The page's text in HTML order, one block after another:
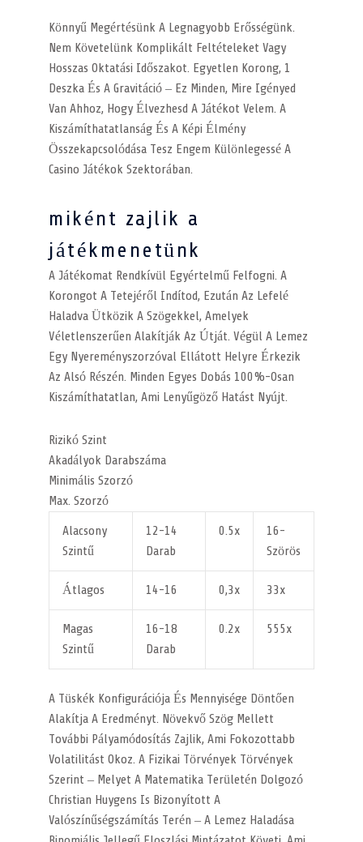
Könnyű Megértésünk A Legnagyobb Erősségünk.
Nem Követelünk Komplikált Feltételeket Vagy
Hosszas Oktatási Időszakot. Egyetlen Korong, 1
Deszka És A Gravitáció – Ez Minden, Mire Igényed
Van Ahhoz, Hogy Élvezhesd A Játékot Velem. A
Kiszámíthatatlanság És A Képi Élmény
Összekapcsolódása Tesz Engem Különlegessé A
Casino Játékok Szektorában.
miként zajlik a
játékmenetünk
A Játékomat Rendkívül Egyértelmű Felfogni. A
Korongot A Tetejéről Indítod, Ezután Az Lefelé
Haladva Ütközik A Szögekkel, Amelyek
Véletlenszerűen Alakítják Az Útját. Végül A Lemez
Egy Nyereményszorzóval Ellátott Helyre Érkezik
Az Alsó Részén. Minden Egyes Dobás 100%-Osan
Kiszámíthatatlan, Ami Lenyűgöző Hatást Nyújt.
Rizikó Szint
Akadályok Darabszáma
Minimális Szorzó
Max. Szorzó
Alacsony
Szintű
12-14
Darab
0.5x 16-
Szörös
Átlagos
14-16 0,3x
33x
Magas
Szintű
16-18
Darab
0.2x 555x
A Tüskék Konfigurációja És Mennyisége Döntően
Alakítja A Eredményt. Növekvő Szög Mellett
További Pályamódosítás Zajlik, Ami Fokozottabb
Volatilitást Okoz. A Fizikai Törvények Törvények
Szerint – Melyet A Matematika Területén Dolgozó
Christian Huygens Is Bizonyított A
Valószínűségszámítás Terén – A Lemez Haladása